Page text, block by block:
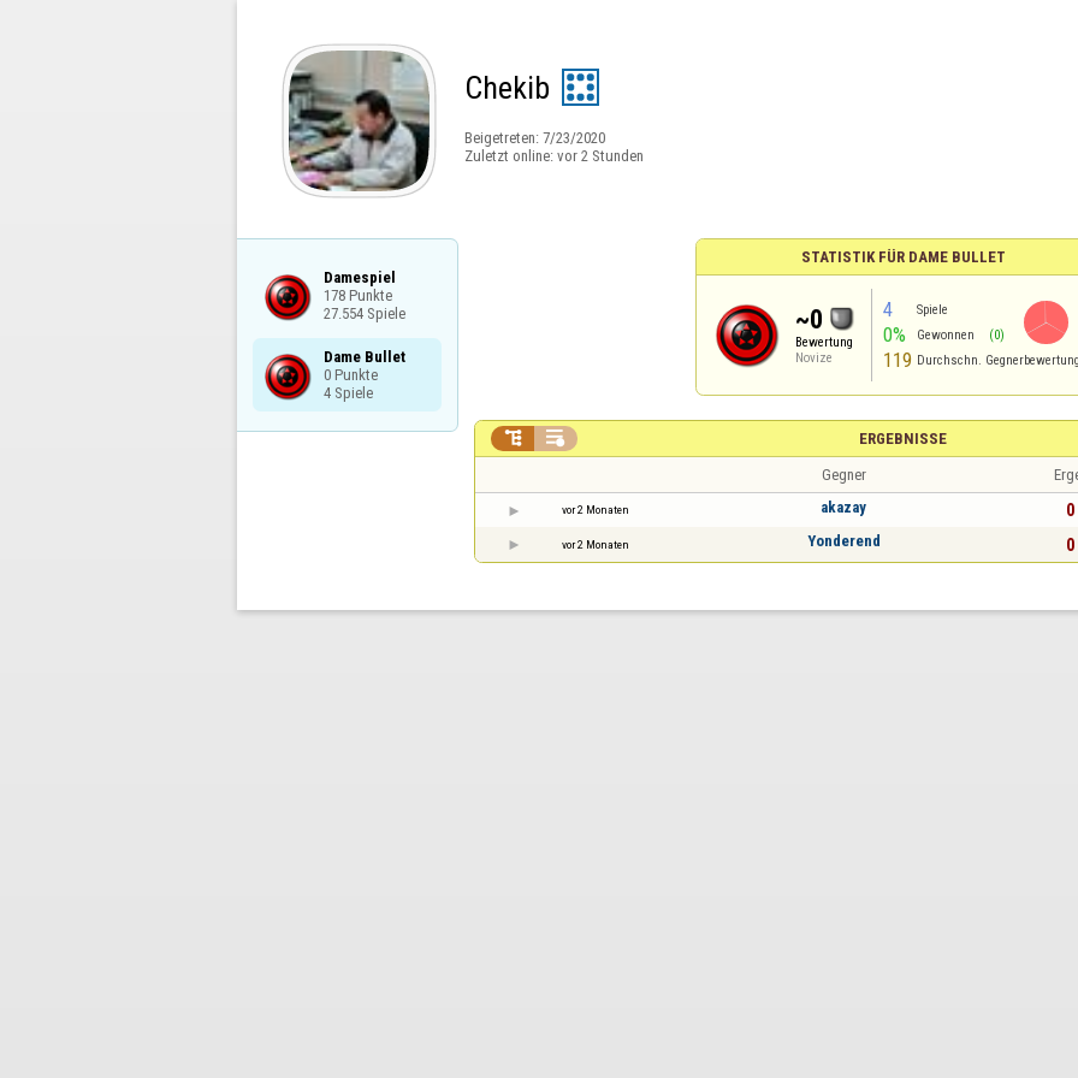
Chekib
Beigetreten: 7/23/2020
Zuletzt online: vor 2 Stunden
Damespiel
178 Punkte
27.554 Spiele
Dame Bullet
0 Punkte
4 Spiele
STATISTIK FÜR DAME BULLET
~0
Bewertung
Novize
4 Spiele
0% Gewonnen (0)
119 Durchschn. Gegnerbewertung
ERGEBNISSE
 
Gegner
vor 2 Monaten akazay 0
vor 2 Monaten Yonderend 0